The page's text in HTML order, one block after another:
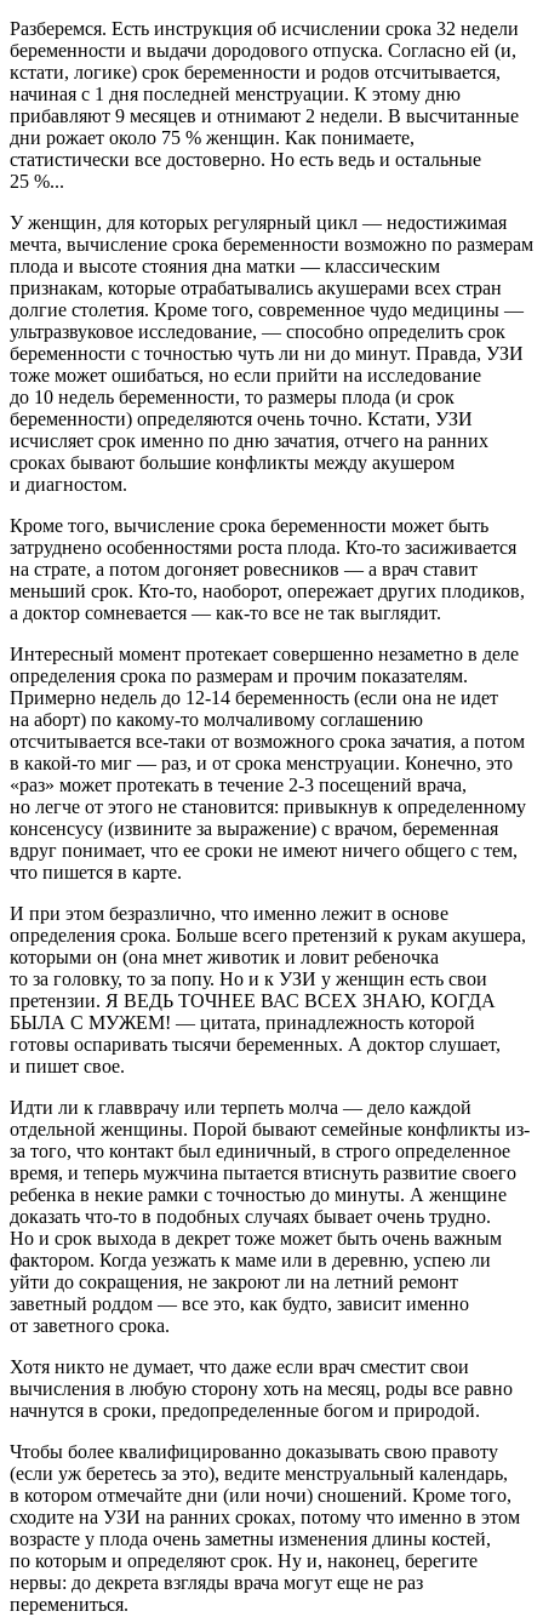
Разберемся. Есть инструкция об исчислении срока 32 недели
беременности и выдачи дородового отпуска. Согласно ей (и,
кстати, логике) срок беременности и родов отсчитывается,
начиная с 1 дня последней менструации. К этому дню
прибавляют 9 месяцев и отнимают 2 недели. В высчитанные
дни рожает около 75 % женщин. Как понимаете,
статистически все достоверно. Но есть ведь и остальные
25 %...
У женщин, для которых регулярный цикл — недостижимая
мечта, вычисление срока беременности возможно по размерам
плода и высоте стояния дна матки — классическим
признакам, которые отрабатывались акушерами всех стран
долгие столетия. Кроме того, современное чудо медицины —
ультразвуковое исследование, — способно определить срок
беременности с точностью чуть ли ни до минут. Правда, УЗИ
тоже может ошибаться, но если прийти на исследование
до 10 недель беременности, то размеры плода (и срок
беременности) определяются очень точно. Кстати, УЗИ
исчисляет срок именно по дню зачатия, отчего на ранних
сроках бывают большие конфликты между акушером
и диагностом.
Кроме того, вычисление срока беременности может быть
затруднено особенностями роста плода. Кто-то засиживается
на страте, а потом догоняет ровесников — а врач ставит
меньший срок. Кто-то, наоборот, опережает других плодиков,
а доктор сомневается — как-то все не так выглядит.
Интересный момент протекает совершенно незаметно в деле
определения срока по размерам и прочим показателям.
Примерно недель до 12-14 беременность (если она не идет
на аборт) по какому-то молчаливому соглашению
отсчитывается все-таки от возможного срока зачатия, а потом
в какой-то миг — раз, и от срока менструации. Конечно, это
«раз» может протекать в течение 2-3 посещений врача,
но легче от этого не становится: привыкнув к определенному
консенсусу (извините за выражение) с врачом, беременная
вдруг понимает, что ее сроки не имеют ничего общего с тем,
что пишется в карте.
И при этом безразлично, что именно лежит в основе
определения срока. Больше всего претензий к рукам акушера,
которыми он (она мнет животик и ловит ребеночка
то за головку, то за попу. Но и к УЗИ у женщин есть свои
претензии. Я ВЕДЬ ТОЧНЕЕ ВАС ВСЕХ ЗНАЮ, КОГДА
БЫЛА С МУЖЕМ! — цитата, принадлежность которой
готовы оспаривать тысячи беременных. А доктор слушает,
и пишет свое.
Идти ли к главврачу или терпеть молча — дело каждой
отдельной женщины. Порой бывают семейные конфликты из-
за того, что контакт был единичный, в строго определенное
время, и теперь мужчина пытается втиснуть развитие своего
ребенка в некие рамки с точностью до минуты. А женщине
доказать что-то в подобных случаях бывает очень трудно.
Но и срок выхода в декрет тоже может быть очень важным
фактором. Когда уезжать к маме или в деревню, успею ли
уйти до сокращения, не закроют ли на летний ремонт
заветный роддом — все это, как будто, зависит именно
от заветного срока.
Хотя никто не думает, что даже если врач сместит свои
вычисления в любую сторону хоть на месяц, роды все равно
начнутся в сроки, предопределенные богом и природой.
Чтобы более квалифицированно доказывать свою правоту
(если уж беретесь за это), ведите менструальный календарь,
в котором отмечайте дни (или ночи) сношений. Кроме того,
сходите на УЗИ на ранних сроках, потому что именно в этом
возрасте у плода очень заметны изменения длины костей,
по которым и определяют срок. Ну и, наконец, берегите
нервы: до декрета взгляды врача могут еще не раз
перемениться.